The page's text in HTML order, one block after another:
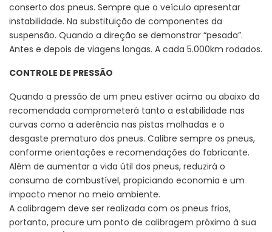
conserto dos pneus. Sempre que o veículo apresentar
instabilidade. Na substituição de componentes da
suspensão. Quando a direção se demonstrar “pesada”.
Antes e depois de viagens longas. A cada 5.000km rodados.
CONTROLE DE PRESSÃO
Quando a pressão de um pneu estiver acima ou abaixo da
recomendada comprometerá tanto a estabilidade nas
curvas como a aderência nas pistas molhadas e o
desgaste prematuro dos pneus. Calibre sempre os pneus,
conforme orientações e recomendações do fabricante.
Além de aumentar a vida útil dos pneus, reduzirá o
consumo de combustível, propiciando economia e um
impacto menor no meio ambiente.
A calibragem deve ser realizada com os pneus frios,
portanto, procure um ponto de calibragem próximo à sua